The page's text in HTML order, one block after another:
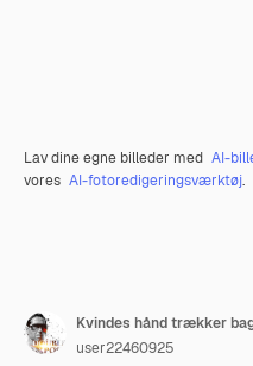
Lav dine egne billeder med AI-
vores AI-fotoredigeringsværktøj.
user22460925